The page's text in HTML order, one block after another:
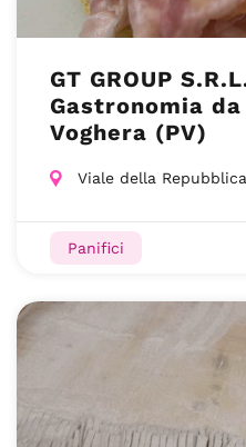
GT GROUP
Gastronomia
Voghera (PV)
Viale della
Panifici